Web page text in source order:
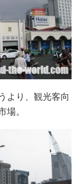
より、観光客向
場。